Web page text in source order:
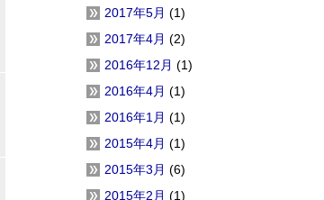
2017年5月 (1)
2017年4月 (2)
2016年12月 (1)
2016年4月 (1)
2016年1月 (1)
2015年4月 (1)
2015年3月 (6)
2015年2月 (1)